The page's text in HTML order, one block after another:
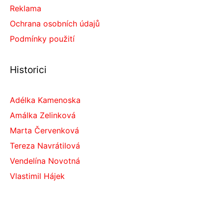
Reklama
Ochrana osobních údajů
Podmínky použití
Historici
Adélka Kamenoska
Amálka Zelinková
Marta Červenková
Tereza Navrátilová
Vendelína Novotná
Vlastimil Hájek